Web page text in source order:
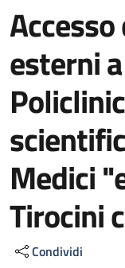
esterni
Medici
Tirocini
Condividi